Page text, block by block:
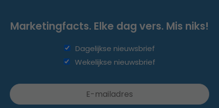
Marketingfacts. Elke dag vers. Mis niks!
Dagelijkse nieuwsbrief
Wekelijkse nieuwsbrief